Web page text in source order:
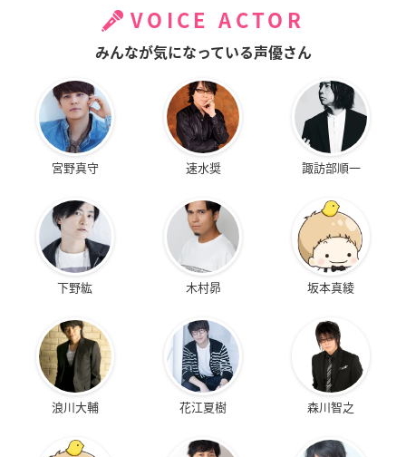
VOICE ACTOR
みんなが気になっている声優さん
宮野真守 速水奨 諏訪部順一
下野紘 木村昴 坂本真綾
浪川大輔 花江夏樹 森川智之